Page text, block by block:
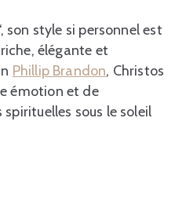
son style si personnel est
élégante et
Phillip Brandon, Christos
émotion et de
sous le soleil